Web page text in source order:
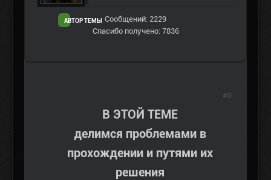
АВТОР ТЕМЫ
Сообщений: 2229
Спасибо получено: 7836
В ЭТОЙ ТЕМЕ
делимся проблемами в
прохождении и путями их
решения
#0